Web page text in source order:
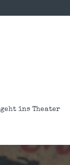
geht ins Theater